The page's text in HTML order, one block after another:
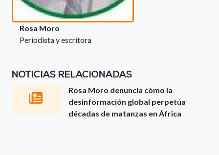
Rosa Moro
Periodista y escritora
NOTICIAS RELACIONADAS
Rosa Moro denuncia cómo la
desinformación global perpetúa
décadas de matanzas en África